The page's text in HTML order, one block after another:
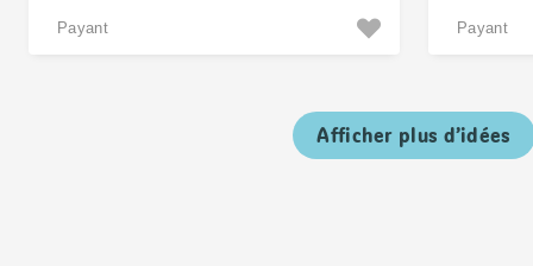
Payant Payant
Afficher plus d’idées